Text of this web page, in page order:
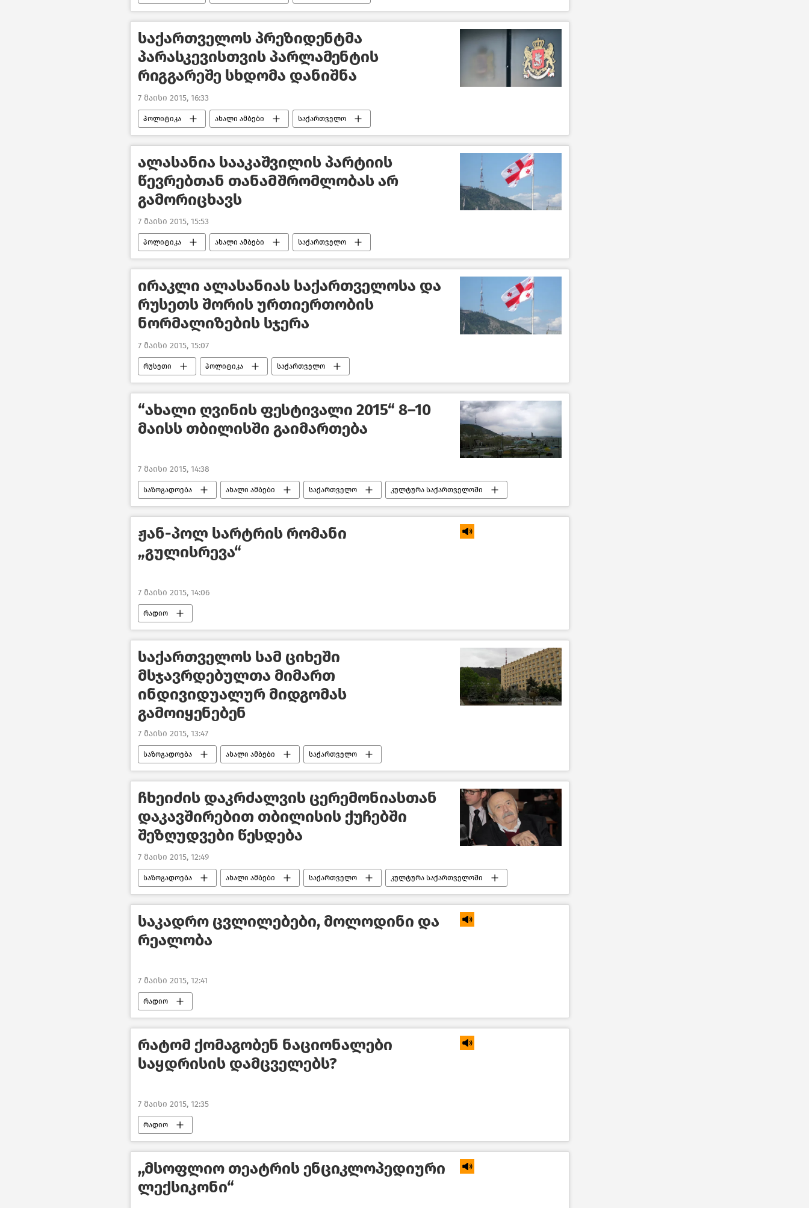
საქართველოს პრეზიდენტმა
პარასკევისთვის პარლამენტის
რიგგარეშე სხდომა დანიშნა
7 მაისი 2015, 16:33
პოლიტიკა ახალი ამბები საქართველო
ალასანია სააკაშვილის პარტიის
წევრებთან თანამშრომლობას არ
გამორიცხავს
7 მაისი 2015, 15:53
პოლიტიკა ახალი ამბები საქართველო
ირაკლი ალასანიას საქართველოსა და
რუსეთს შორის ურთიერთობის
ნორმალიზების სჯერა
7 მაისი 2015, 15:07
რუსეთი პოლიტიკა საქართველო
“ახალი ღვინის ფესტივალი 2015“ 8–10
მაისს თბილისში გაიმართება
7 მაისი 2015, 14:38
საზოგადოება ახალი ამბები საქართველო კულტურა საქართველოში
ჟან-პოლ სარტრის რომანი
„გულისრევა“
7 მაისი 2015, 14:06
რადიო
საქართველოს სამ ციხეში
მსჯავრდებულთა მიმართ
ინდივიდუალურ მიდგომას
გამოიყენებენ
7 მაისი 2015, 13:47
საზოგადოება ახალი ამბები საქართველო
ჩხეიძის დაკრძალვის ცერემონიასთან
დაკავშირებით თბილისის ქუჩებში
შეზღუდვები წესდება
7 მაისი 2015, 12:49
საზოგადოება ახალი ამბები საქართველო კულტურა საქართველოში
საკადრო ცვლილებები, მოლოდინი და
რეალობა
7 მაისი 2015, 12:41
რადიო
რატომ ქომაგობენ ნაციონალები
საყდრისის დამცველებს?
7 მაისი 2015, 12:35
რადიო
,,მსოფლიო თეატრის ენციკლოპედიური
ლექსიკონი“